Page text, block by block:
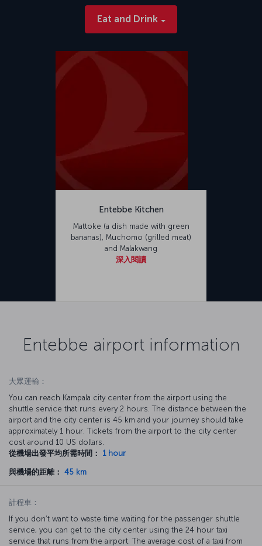
Eat and Drink
Entebbe Kitchen
Mattoke (a dish made with green
bananas), Muchomo (grilled meat)
and Malakwang
深入閱讀
Entebbe airport information
大眾運輸：
You can reach Kampala city center from the airport using the
shuttle service that runs every 2 hours. The distance between the
airport and the city center is 45 km and your journey should take
approximately 1 hour. Tickets from the airport to the city center
cost around 10 US dollars.
從機場出發平均所需時間：
1 hour
與機場的距離： 45 km
計程車：
If you don’t want to waste time waiting for the passenger shuttle
service, you can get to the city center using the 24 hour taxi
service that runs from the airport. The average cost of a taxi from